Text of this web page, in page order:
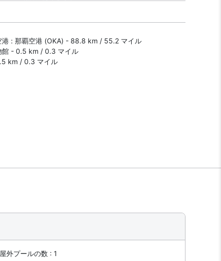
港 : 那覇空港 (OKA) - 88.8 km / 55.2 マイル
館 - 0.5 km / 0.3 マイル
km / 0.3 マイル
屋外プールの数 : 1